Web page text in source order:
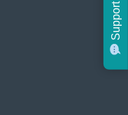
Support